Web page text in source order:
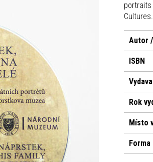
Cultures.
Autor
ISBN
Rok
Místo
Forma